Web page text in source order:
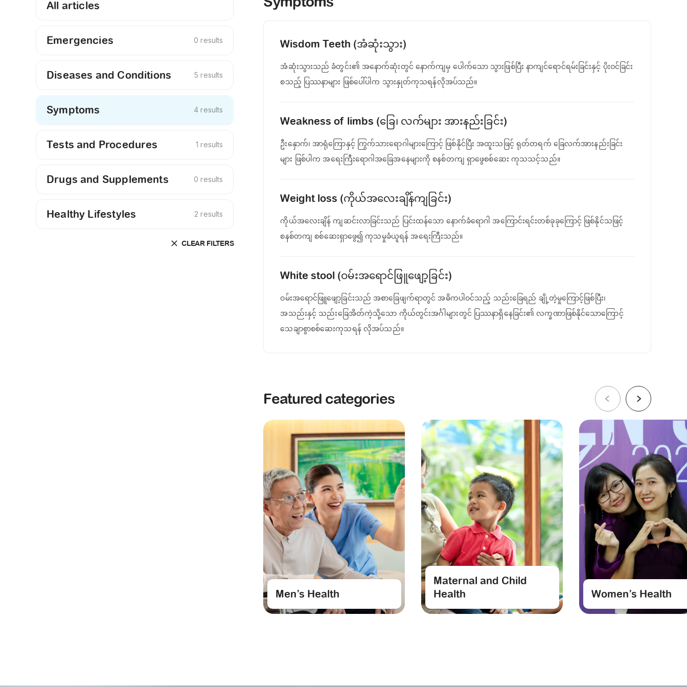
All articles
Emergencies 0 results
Diseases and Conditions 5 results
Symptoms 4 results
Tests and Procedures 1 results
Drugs and Supplements 0 results
Healthy Lifestyles 2 results
CLEAR FILTERS
Featured categories
Men’s Health
Maternal and Child
Health
Women’s Health
Wisdom Teeth (အံဆုံးသွား)
အံဆုံးသွားသည် ခံတွင်း၏ အနောက်ဆုံးတွင် နောက်ကျမှ ပေါက်သော သွားဖြစ်ပြီး နာကျင်ရောင်ရမ်းခြင်းနှင့် ပိုးဝင်ခြင်း
စသည့် ပြဿနာများ ဖြစ်ပေါ်ပါက သွားနှုတ်ကုသရန်လိုအပ်သည်။
Weakness of limbs (ခြေ၊ လက်များ အားနည်းခြင်း)
ဦးနှောက်၊ အာရုံကြောနှင့် ကြွက်သားရောဂါများကြောင့် ဖြစ်နိုင်ပြီး အထူးသဖြင့် ရုတ်တရက် ခြေလက်အားနည်းခြင်း
များ ဖြစ်ပါက အရေးကြီးရောဂါအခြေအနေများကို စနစ်တကျ ရှာဖွေစစ်ဆေး ကုသသင့်သည်။
Weight loss (ကိုယ်အလေးချိန်ကျခြင်း)
ကိုယ်အလေးချိန် ကျဆင်းလာခြင်းသည် ပြင်းထန်သော နောက်ခံရောဂါ အကြောင်းရင်းတစ်ခုခုကြောင့် ဖြစ်နိုင်သဖြင့်
စနစ်တကျ စစ်ဆေးရှာဖွေ၍ ကုသမှုခံယူရန် အရေးကြီးသည်။
White stool (ဝမ်းအရောင်ဖြူဖျော့ခြင်း)
ဝမ်းအရောင်ဖြူဖျော့ခြင်းသည် အစာခြေဖျက်ရာတွင် အဓိကပါဝင်သည့် သည်းခြေရည် ချို့တဲ့မှုကြောင့်ဖြစ်ပြီး၊
အသည်းနှင့် သည်းခြေအိတ်ကဲ့သို့သော ကိုယ်တွင်းအင်္ဂါများတွင် ပြဿနာရှိနေခြင်း၏ လက္ခဏာဖြစ်နိုင်သောကြောင့်
သေချာစွာစစ်ဆေးကုသရန် လိုအပ်သည်။